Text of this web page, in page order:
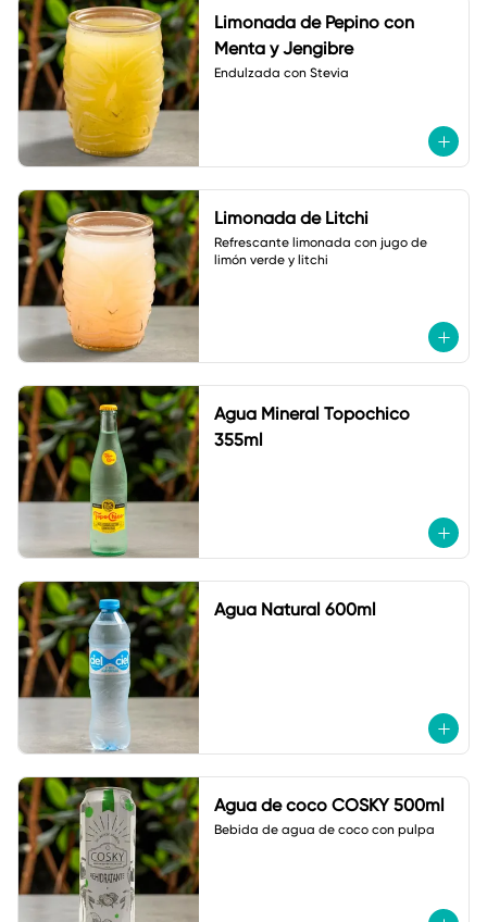
Limonada de Pepino con
Menta y Jengibre
Endulzada con Stevia
Limonada de Litchi
Refrescante limonada con jugo de
limón verde y litchi
Agua Mineral Topochico
355ml
Agua Natural 600ml
Agua de coco COSKY 500ml
Bebida de agua de coco con pulpa